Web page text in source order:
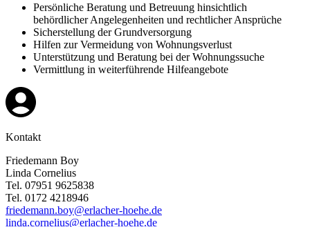
Persönliche Beratung und Betreuung hinsichtlich
behördlicher Angelegenheiten und rechtlicher Ansprüche
Sicherstellung der Grundversorgung
Hilfen zur Vermeidung von Wohnungsverlust
Unterstützung und Beratung bei der Wohnungssuche
Vermittlung in weiterführende Hilfeangebote
Kontakt
Friedemann Boy
Linda Cornelius
Tel. 07951 9625838
Tel. 0172 4218946
friedemann.boy@erlacher-hoehe.de
linda.cornelius@erlacher-hoehe.de